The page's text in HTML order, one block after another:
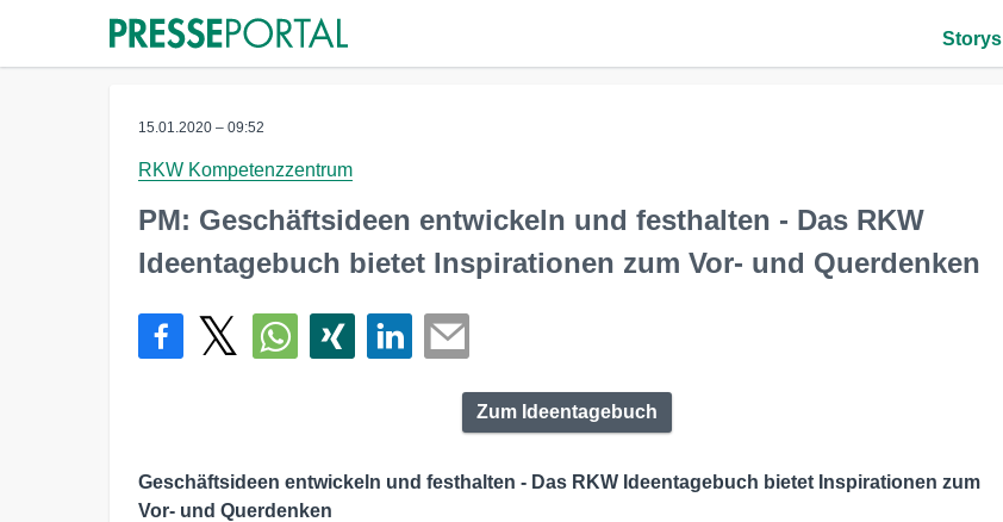
Storys
15.01.2020 – 09:52
RKW Kompetenzzentrum
PM: Geschäftsideen entwickeln und festhalten - Das RKW
Ideentagebuch bietet Inspirationen zum Vor- und Querdenken
Zum Ideentagebuch
Geschäftsideen entwickeln und festhalten - Das RKW Ideentagebuch bietet Inspirationen zum
Vor- und Querdenken